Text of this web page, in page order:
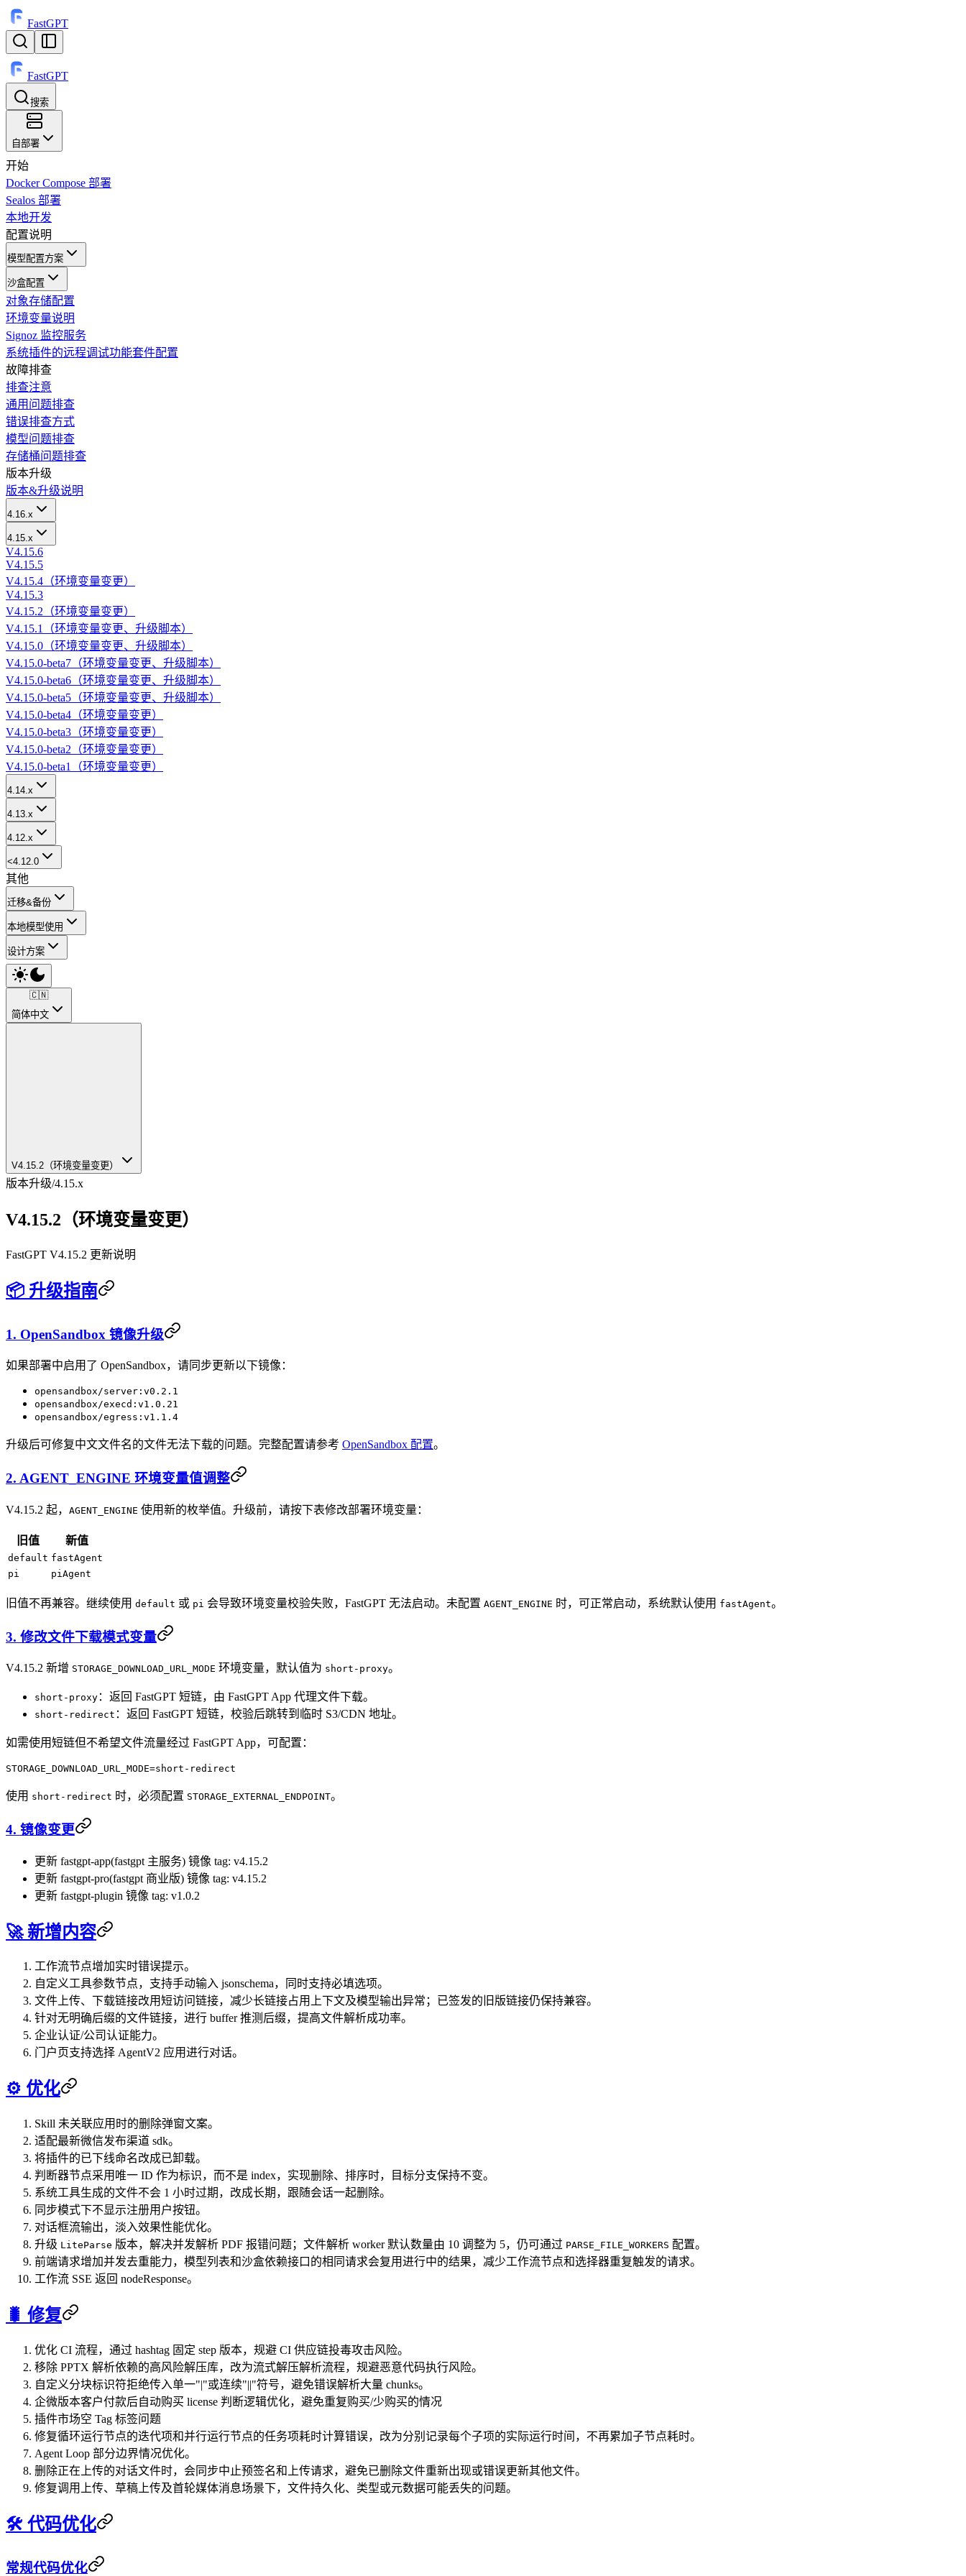
FastGPT
FastGPT
搜索
⌘K
自部署
开始
Docker Compose 部署
Sealos 部署
本地开发
配置说明
模型配置方案
沙盒配置
对象存储配置
环境变量说明
Signoz 监控服务
系统插件的远程调试功能套件配置
故障排查
排查注意
通用问题排查
错误排查方式
模型问题排查
存储桶问题排查
版本升级
版本&升级说明
4.16.x
4.15.x
V4.15.6
V4.15.5
V4.15.4（环境变量变更）
V4.15.3
V4.15.2（环境变量变更）
V4.15.1（环境变量变更、升级脚本）
V4.15.0（环境变量变更、升级脚本）
V4.15.0-beta7（环境变量变更、升级脚本）
V4.15.0-beta6（环境变量变更、升级脚本）
V4.15.0-beta5（环境变量变更、升级脚本）
V4.15.0-beta4（环境变量变更）
V4.15.0-beta3（环境变量变更）
V4.15.0-beta2（环境变量变更）
V4.15.0-beta1（环境变量变更）
4.14.x
4.13.x
4.12.x
<4.12.0
其他
迁移&备份
本地模型使用
设计方案
🇨🇳
简体中文
V4.15.2（环境变量变更）
版本升级/4.15.x
V4.15.2（环境变量变更）
FastGPT V4.15.2 更新说明
📦 升级指南
1. OpenSandbox 镜像升级
如果部署中启用了 OpenSandbox，请同步更新以下镜像：
opensandbox/server:v0.2.1
opensandbox/execd:v1.0.21
opensandbox/egress:v1.1.4
升级后可修复中文文件名的文件无法下载的问题。完整配置请参考 OpenSandbox 配置。
2. AGENT_ENGINE 环境变量值调整
V4.15.2 起， AGENT_ENGINE 使用新的枚举值。升级前，请按下表修改部署环境变量：
旧值 新值
default fastAgent
pi
piAgent
旧值不再兼容。继续使用 default 或 pi 会导致环境变量校验失败，FastGPT 无法启动。未配置 AGENT_ENGINE 时，可正常启动，系统默认使用 fastAgent。
3. 修改文件下载模式变量
V4.15.2 新增 STORAGE_DOWNLOAD_URL_MODE 环境变量，默认值为 short-proxy。
short-proxy ：返回 FastGPT 短链，由 FastGPT App 代理文件下载。
short-redirect ：返回 FastGPT 短链，校验后跳转到临时 S3/CDN 地址。
如需使用短链但不希望文件流量经过 FastGPT App，可配置：
STORAGE_DOWNLOAD_URL_MODE=short-redirect
使用 short-redirect 时，必须配置 STORAGE_EXTERNAL_ENDPOINT。
4. 镜像变更
更新 fastgpt-app(fastgpt 主服务) 镜像 tag: v4.15.2
更新 fastgpt-pro(fastgpt 商业版) 镜像 tag: v4.15.2
更新 fastgpt-plugin 镜像 tag: v1.0.2
🚀 新增内容
工作流节点增加实时错误提示。
自定义工具参数节点，支持手动输入 jsonschema，同时支持必填选项。
文件上传、下载链接改用短访问链接，减少长链接占用上下文及模型输出异常；已签发的旧版链接仍保持兼容。
针对无明确后缀的文件链接，进行 buffer 推测后缀，提高文件解析成功率。
企业认证/公司认证能力。
门户页支持选择 AgentV2 应用进行对话。
⚙️ 优化
Skill 未关联应用时的删除弹窗文案。
适配最新微信发布渠道 sdk。
将插件的已下线命名改成已卸载。
判断器节点采用唯一 ID 作为标识，而不是 index，实现删除、排序时，目标分支保持不变。
系统工具生成的文件不会 1 小时过期，改成长期，跟随会话一起删除。
同步模式下不显示注册用户按钮。
对话框流输出，淡入效果性能优化。
升级 LiteParse 版本，解决并发解析 PDF 报错问题；文件解析 worker 默认数量由 10 调整为 5，仍可通过 PARSE_FILE_WORKERS 配置。
前端请求增加并发去重能力，模型列表和沙盒依赖接口的相同请求会复用进行中的结果，减少工作流节点和选择器重复触发的请求。
工作流 SSE 返回 nodeResponse。
🐛 修复
优化 CI 流程，通过 hashtag 固定 step 版本，规避 CI 供应链投毒攻击风险。
移除 PPTX 解析依赖的高风险解压库，改为流式解压解析流程，规避恶意代码执行风险。
自定义分块标识符拒绝传入单一"|"或连续"||"符号，避免错误解析大量 chunks。
企微版本客户付款后自动购买 license 判断逻辑优化，避免重复购买/少购买的情况
插件市场空 Tag 标签问题
修复循环运行节点的迭代项和并行运行节点的任务项耗时计算错误，改为分别记录每个子项的实际运行时间，不再累加子节点耗时。
Agent Loop 部分边界情况优化。
删除正在上传的对话文件时，会同步中止预签名和上传请求，避免已删除文件重新出现或错误更新其他文件。
修复调用上传、草稿上传及首轮媒体消息场景下，文件持久化、类型或元数据可能丢失的问题。
🛠️ 代码优化
常规代码优化